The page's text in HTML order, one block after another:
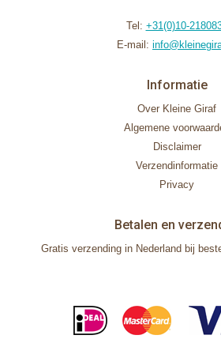
Tel: +31(0)10-
E-mail:
Informatie
Over Kleine Giraf
Algemene
Disclaimer
Verzendinformatie
Privacy
Betalen en
Gratis verzending in Nederland bij